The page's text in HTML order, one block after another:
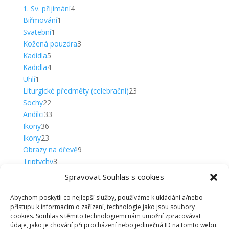
Spravovat Souhlas s cookies
Abychom poskytli co nejlepší služby, používáme k ukládání a/nebo
přístupu k informacím o zařízení, technologie jako jsou soubory
cookies. Souhlas s těmito technologiemi nám umožní zpracovávat
údaje, jako je chování při procházení nebo jedinečná ID na tomto webu.
produktů
1. Sv. přijímání44
Biřmování1
Svatební1
produkt
Kožená pouzdra33
Kadidla55
produktů
Kadidla44
Uhlí1
produkt
Liturgické předměty (celebrační)2323
Sochy2222
produktů
Andílci3333
Ikony3636
produktů
Ikony2323
produktů
Obrazy na dřevě99
Triptychy33
produkty
produktů
produktů
Klíčenky1515
produktů
Komplety55
produktů
Medailky12 12